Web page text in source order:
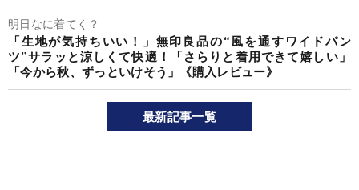
明日なに着てく？
「生地が気持ちいい！」無印良品の“風を通すワイドパン
ツ”サラッと涼しくて快適！「さらりと着用できて嬉しい」
「今から秋、ずっといけそう」《購入レビュー》
最新記事一覧